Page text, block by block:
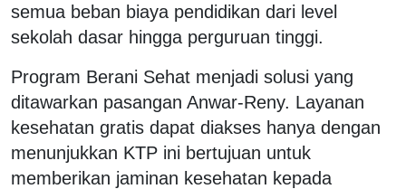
semua beban biaya pendidikan dari level
sekolah dasar hingga perguruan tinggi.
Program Berani Sehat menjadi solusi yang
ditawarkan pasangan Anwar-Reny. Layanan
kesehatan gratis dapat diakses hanya dengan
menunjukkan KTP ini bertujuan untuk
memberikan jaminan kesehatan kepada